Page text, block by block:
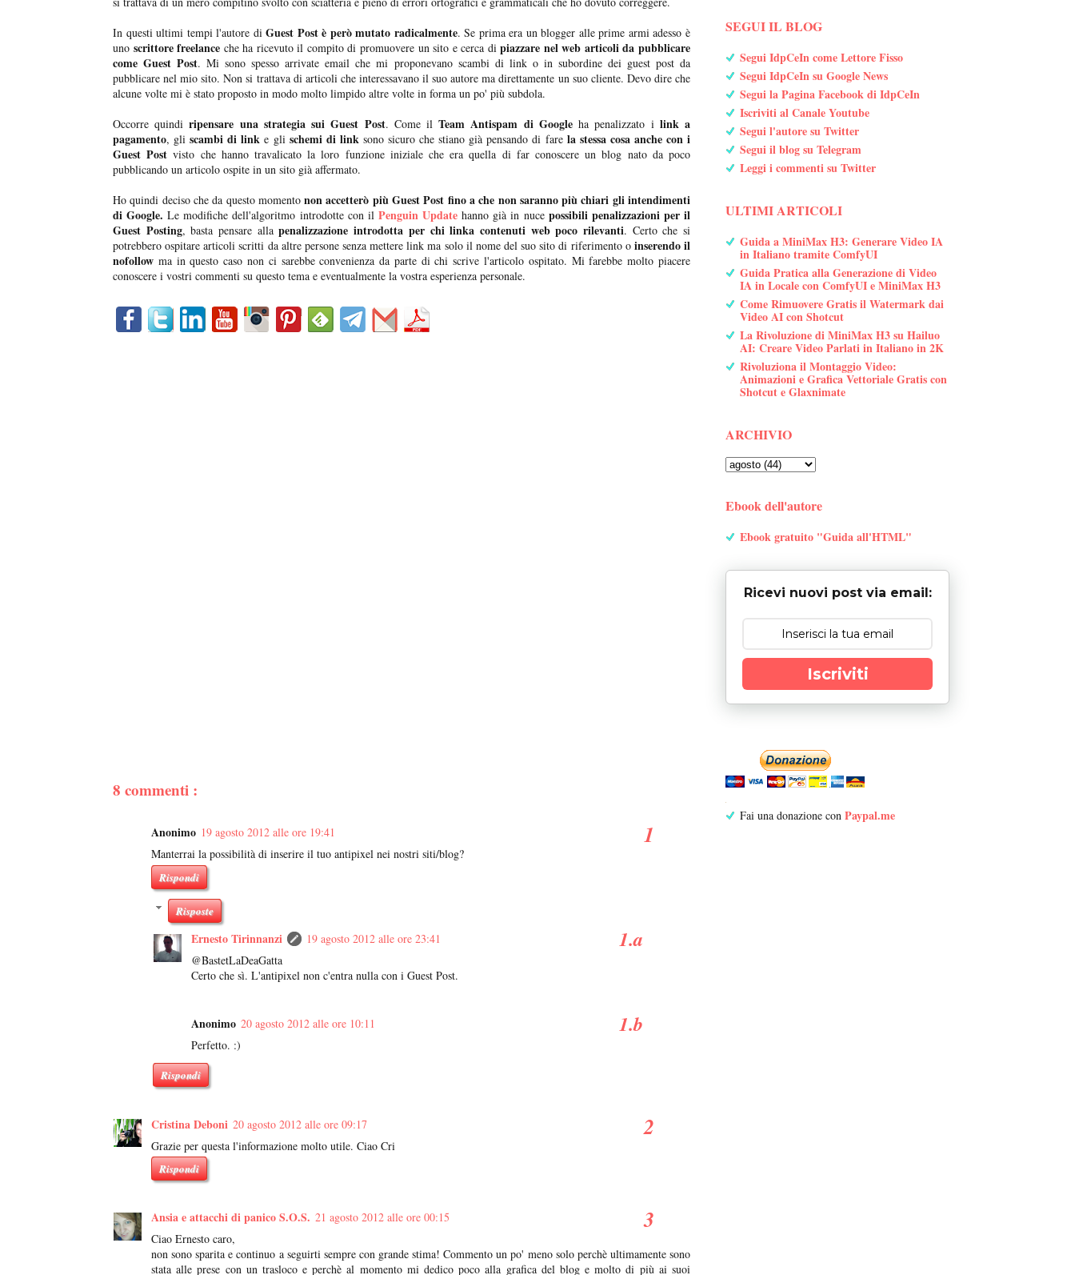
In questi ultimi tempi l'autore diGuest Post è però mutato radicalmente. Se prima era un blogger alle prime armi adesso è
uno scrittore freelance che ha ricevuto il compito di promuovere un sito e cerca dipiazzare nel web articoli da pubblicare
come Guest Post. Mi sono spesso arrivate email che mi proponevano scambi di link o in subordine dei guest post da
pubblicare nel mio sito. Non si trattava di articoli che interessavano il suo autore ma direttamente un suo cliente. Devo dire che
alcune volte mi è stato proposto in modo molto limpido altre volte in forma un po' più subdola.
Occorre quindiripensare una strategia sui Guest Post. Come ilTeam Antispam di Googleha penalizzato i link a
pagamento, gliscambi di link e gli schemi di linksono sicuro che stiano già pensando di fare la stessa cosa anche con i
Guest Post visto che hanno travalicato la loro funzione iniziale che era quella di far conoscere un blog nato da poco
pubblicando un articolo ospite in un sito già affermato.
Ho quindi deciso che da questo momentonon accetterò più Guest Post fino a che non saranno più chiari gli intendimenti
di Google. Le modifiche dell'algoritmo introdotte con il Penguin Update hanno già in nuce possibili penalizzazioni per il
Guest Posting, basta pensare allapenalizzazione introdotta per chi linka contenuti web poco rilevanti. Certo che si
potrebbero ospitare articoli scritti da altre persone senza mettere link ma solo il nome del suo sito di riferimento o inserendo il
nofollow ma in questo caso non ci sarebbe convenienza da parte di chi scrive l'articolo ospitato. Mi farebbe molto piacere
conoscere i vostri commenti su questo tema e eventualmente la vostra esperienza personale.
8 commenti :
Anonimo 19 agosto 2012 alle ore 19:41
Manterrai la possibilità di inserire il tuo antipixel nei nostri siti/blog?
Rispondi
Risposte
Ernesto Tirinnanzi
19 agosto 2012 alle ore 23:41
@BastetLaDeaGatta
Certo che sì. L'antipixel non c'entra nulla con i Guest Post.
Anonimo 20 agosto 2012 alle ore 10:11
Perfetto. :)
Rispondi
Cristina Deboni 20 agosto 2012 alle ore 09:17
Grazie per questa l'informazione molto utile. Ciao Cri
Rispondi
Ansia e attacchi di panico S.O.S. 21 agosto 2012 alle ore 00:15
Ciao Ernesto caro,
non sono sparita e continuo a seguirti sempre con grande stima! Commento un po' meno solo perchè ultimamente sono
stata alle prese con un trasloco e perchè al momento mi dedico poco alla grafica del blog e molto di più ai suoi
SEGUI IL BLOG
Segui IdpCeIn come Lettore Fisso
Segui IdpCeIn su Google News
Segui la Pagina Facebook di IdpCeIn
Iscriviti al Canale Youtube
Segui l'autore su Twitter
Segui il blog su Telegram
Leggi i commenti su Twitter
ULTIMI ARTICOLI
Guida a MiniMax H3: Generare Video IA
in Italiano tramite ComfyUI
Guida Pratica alla Generazione di Video
IA in Locale con ComfyUI e MiniMax H3
Come Rimuovere Gratis il Watermark dai
Video AI con Shotcut
La Rivoluzione di MiniMax H3 su Hailuo
AI: Creare Video Parlati in Italiano in 2K
Rivoluziona il Montaggio Video:
Animazioni e Grafica Vettoriale Gratis con
Shotcut e Glaxnimate
ARCHIVIO
Ebook dell'autore
Ebook gratuito "Guida all'HTML"
Ricevi nuovi post via email:
Iscriviti
Fai una donazione con Paypal.me